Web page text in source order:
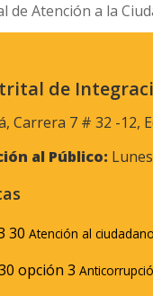
de Atención a la
de
Carrera 7 # 32 -12,
al Público:
30 Atención al
opción 3